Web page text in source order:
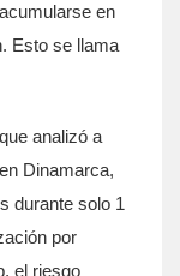
en
Esto se llama
analizó a
Dinamarca,
durante solo 1
por
el riesgo